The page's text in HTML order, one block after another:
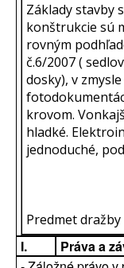
Základy stavby
konštrukcie sú
rovným
č.6/2007 (
dosky), v
krovom.
hladké.
jednoduché,
Predmet
I.
Práva a